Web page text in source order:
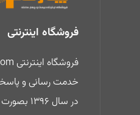
فروشگاه اینترنتی
در سال